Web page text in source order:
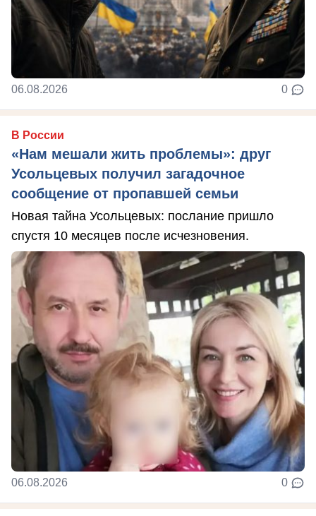
06.08.2026 0
В России
«Нам мешали жить проблемы»: друг
Усольцевых получил загадочное
сообщение от пропавшей семьи
Новая тайна Усольцевых: послание пришло
спустя 10 месяцев после исчезновения.
06.08.2026 0